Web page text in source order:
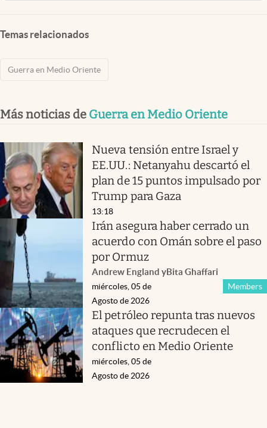
Temas relacionados
Guerra en Medio Oriente
Más noticias de Guerra en Medio Oriente
Nueva tensión entre Israel y
EE.UU.: Netanyahu descartó el
plan de 15 puntos impulsado por
Trump para Gaza
13:18
Irán asegura haber cerrado un
acuerdo con Omán sobre el paso
por Ormuz
Andrew England yBita Ghaffari
Members
miércoles, 05 de
Agosto de 2026
El petróleo repunta tras nuevos
ataques que recrudecen el
conflicto en Medio Oriente
miércoles, 05 de
Agosto de 2026